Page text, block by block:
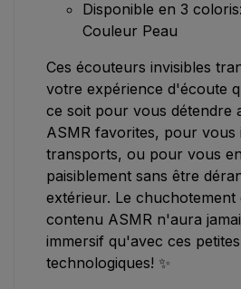
Disponible en 3
Couleur Peau
Ces écouteurs invisibles
votre expérience d'écoute
ce soit pour vous détendre
ASMR favorites, pour vous
transports, ou pour vous
paisiblement sans être
extérieur. Le
contenu ASMR n'aura
immersif qu'avec ces
technologiques! ✨